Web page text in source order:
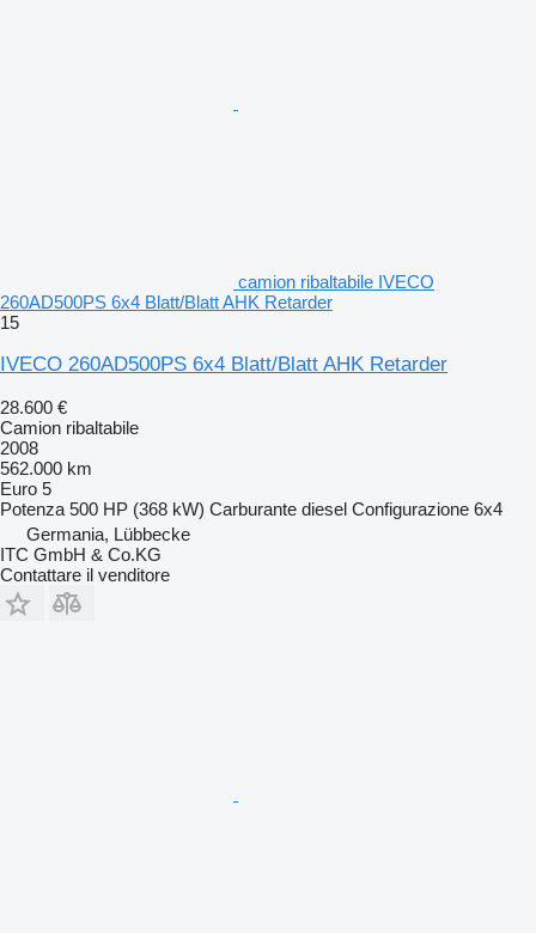
camion ribaltabile IVECO
260AD500PS 6x4 Blatt/Blatt AHK Retarder
15
IVECO 260AD500PS 6x4 Blatt/Blatt AHK Retarder
28.600 €
Camion ribaltabile
2008
562.000 km
Euro 5
Potenza 500 HP (368 kW) Carburante diesel Configurazione 6x4
Germania, Lübbecke
ITC GmbH & Co.KG
Contattare il venditore